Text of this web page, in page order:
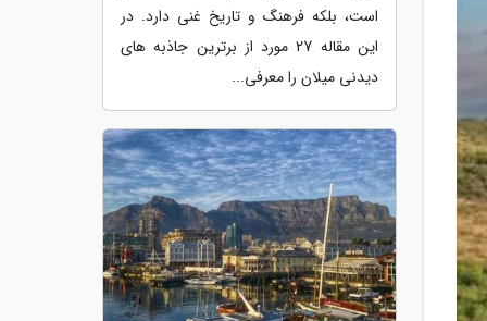
است، بلکه فرهنگ و تاریخ غنی دارد. در
این مقاله 27 مورد از برترین جاذبه های
دیدنی میلان را معرفی...